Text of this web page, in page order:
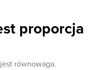
proporcja
równowaga.